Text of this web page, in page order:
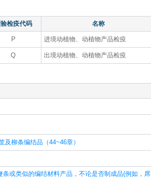
检疫代码 名称
P 进境动植物、动植物产品检疫
Q 出境动植物、动植物产品检疫
柳条编结品（44~46章）
或类似的编结材料产品，不论是否制成品(例如，席